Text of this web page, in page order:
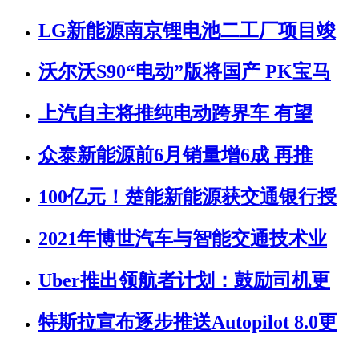
LG新能源南京锂电池二工厂项目竣
沃尔沃S90“电动”版将国产 PK宝马
上汽自主将推纯电动跨界车 有望
众泰新能源前6月销量增6成 再推
100亿元！楚能新能源获交通银行授
2021年博世汽车与智能交通技术业
Uber推出领航者计划：鼓励司机更
特斯拉宣布逐步推送Autopilot 8.0更